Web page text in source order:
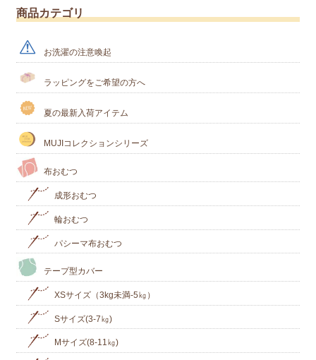
パンツカバーは4種類、テープカバーは3種類とご用意しました！
授乳ストールの新作も出ました♪
てみて下さい♪
(2023/4/14) 〇送料改定のお知らせ○
大変恐縮ではございますが、近年の各配送会社送料値上げに伴い
4月24日（月）より、kuccaの配送送料も200円前後で値上げさせて
いただくこととなりました。
大変心苦しくは思いますが、どうぞご理解のほどよろしくお願いい
たします。
(2022/12/25)
〇冬休みのお知らせ○
★2022年12月29日（木）～2023年1月4日（水）までお休みいただ
きます。
発送は5日から順次お届けします。
尚、5日には福袋が発売いたします♡
どうぞよろしくお願いいたします。
(2022/10/22) 〇秋冬の新作発売しました♪〇
パンツカバーは4種類、テープカバーは3種類とご用意しました！
また、秋冬限定の腹巻・スリーパー・ocotecoパンツ・授乳ストール
も必見
どうぞチェックしてみて下さい♪
商品カテゴリ
お洗濯の注意喚起
ラッピングをご希望の方へ
夏の最新入荷アイテム
MUJIコレクションシリーズ
布おむつ
成形おむつ
輪おむつ
パシーマ布おむつ
テープ型カバー
XSサイズ（3kg未満-5㎏）
Sサイズ(3-7㎏)
Mサイズ(8-11㎏)